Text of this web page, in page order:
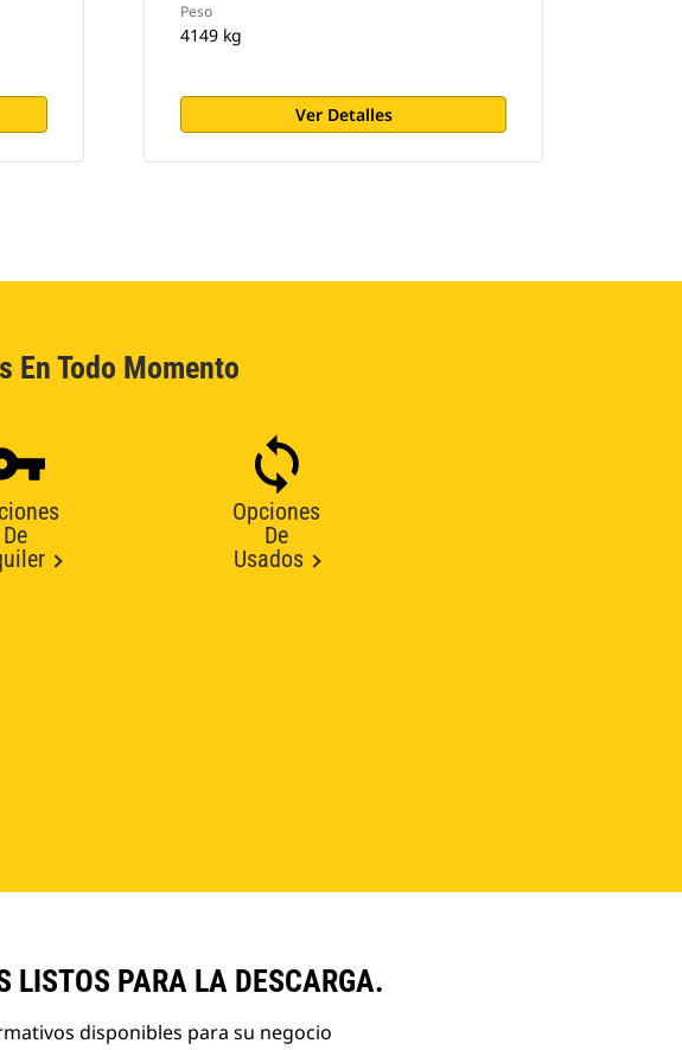
Peso
4149 kg
Ver Detalles
En Todo Momento
De
Opciones
De
Usados
LISTOS PARA LA DESCARGA.
disponibles para su negocio